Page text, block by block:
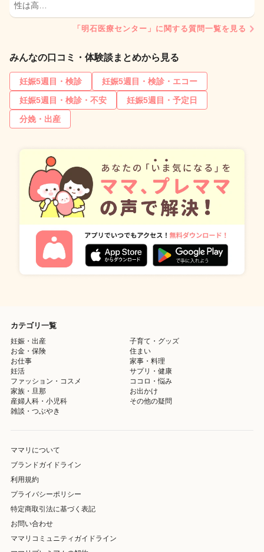
性は高…
「明石医療センター」に関する質問一覧を見る
みんなの口コミ・体験談まとめから見る
妊娠5週目・検診
妊娠5週目・検診・エコー
妊娠5週目・検診・不安
妊娠5週目・予定日
分娩・出産
カテゴリ一覧
妊娠・出産
子育て・グッズ
お金・保険
住まい
お仕事
家事・料理
妊活
サプリ・健康
ファッション・コスメ
ココロ・悩み
家族・旦那
お出かけ
産婦人科・小児科
その他の疑問
雑談・つぶやき
ママリについて
ブランドガイドライン
利用規約
プライバシーポリシー
特定商取引法に基づく表記
お問い合わせ
ママリコミュニティガイドライン